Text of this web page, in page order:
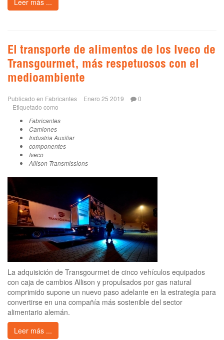
Leer más ...
El transporte de alimentos de los Iveco de
Transgourmet, más respetuosos con el
medioambiente
Publicado en Fabricantes Enero 25 2019
0
Etiquetado como
Fabricantes
Camiones
Industria Auxiliar
componentes
Iveco
Allison Transmissions
La adquisición de Transgourmet de cinco vehículos equipados
con caja de cambios Allison y propulsados por gas natural
comprimido supone un nuevo paso adelante en la estrategia para
convertirse en una compañía más sostenible del sector
alimentario alemán.
Leer más ...